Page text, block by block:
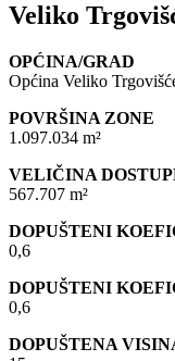
Veliko
OPĆINA/GRAD
Općina Veliko
POVRŠINA ZONE
1.097.034 m²
VELIČINA
567.707 m²
DOPUŠTENI
0,6
DOPUŠTENI
0,6
DOPUŠTENA